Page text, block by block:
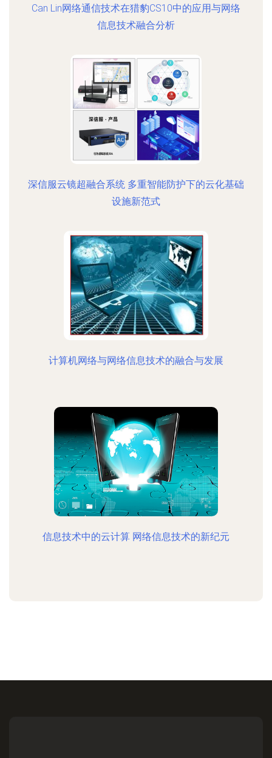
Can Lin网络通信技术在猎豹CS10中的应用与网络
信息技术融合分析
深信服云镜超融合系统 多重智能防护下的云化基础
设施新范式
计算机网络与网络信息技术的融合与发展
信息技术中的云计算 网络信息技术的新纪元